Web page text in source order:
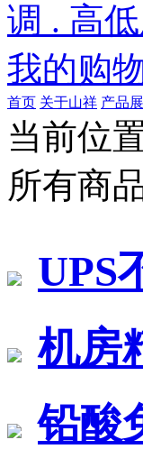
调 . 高
我的购
首页 关于山祥 产品
当前位
所有商
UPS
机房
铅酸